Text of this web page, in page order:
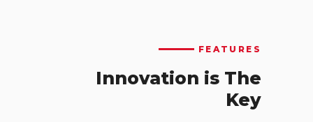
FEATURES
Innovation is The
Key